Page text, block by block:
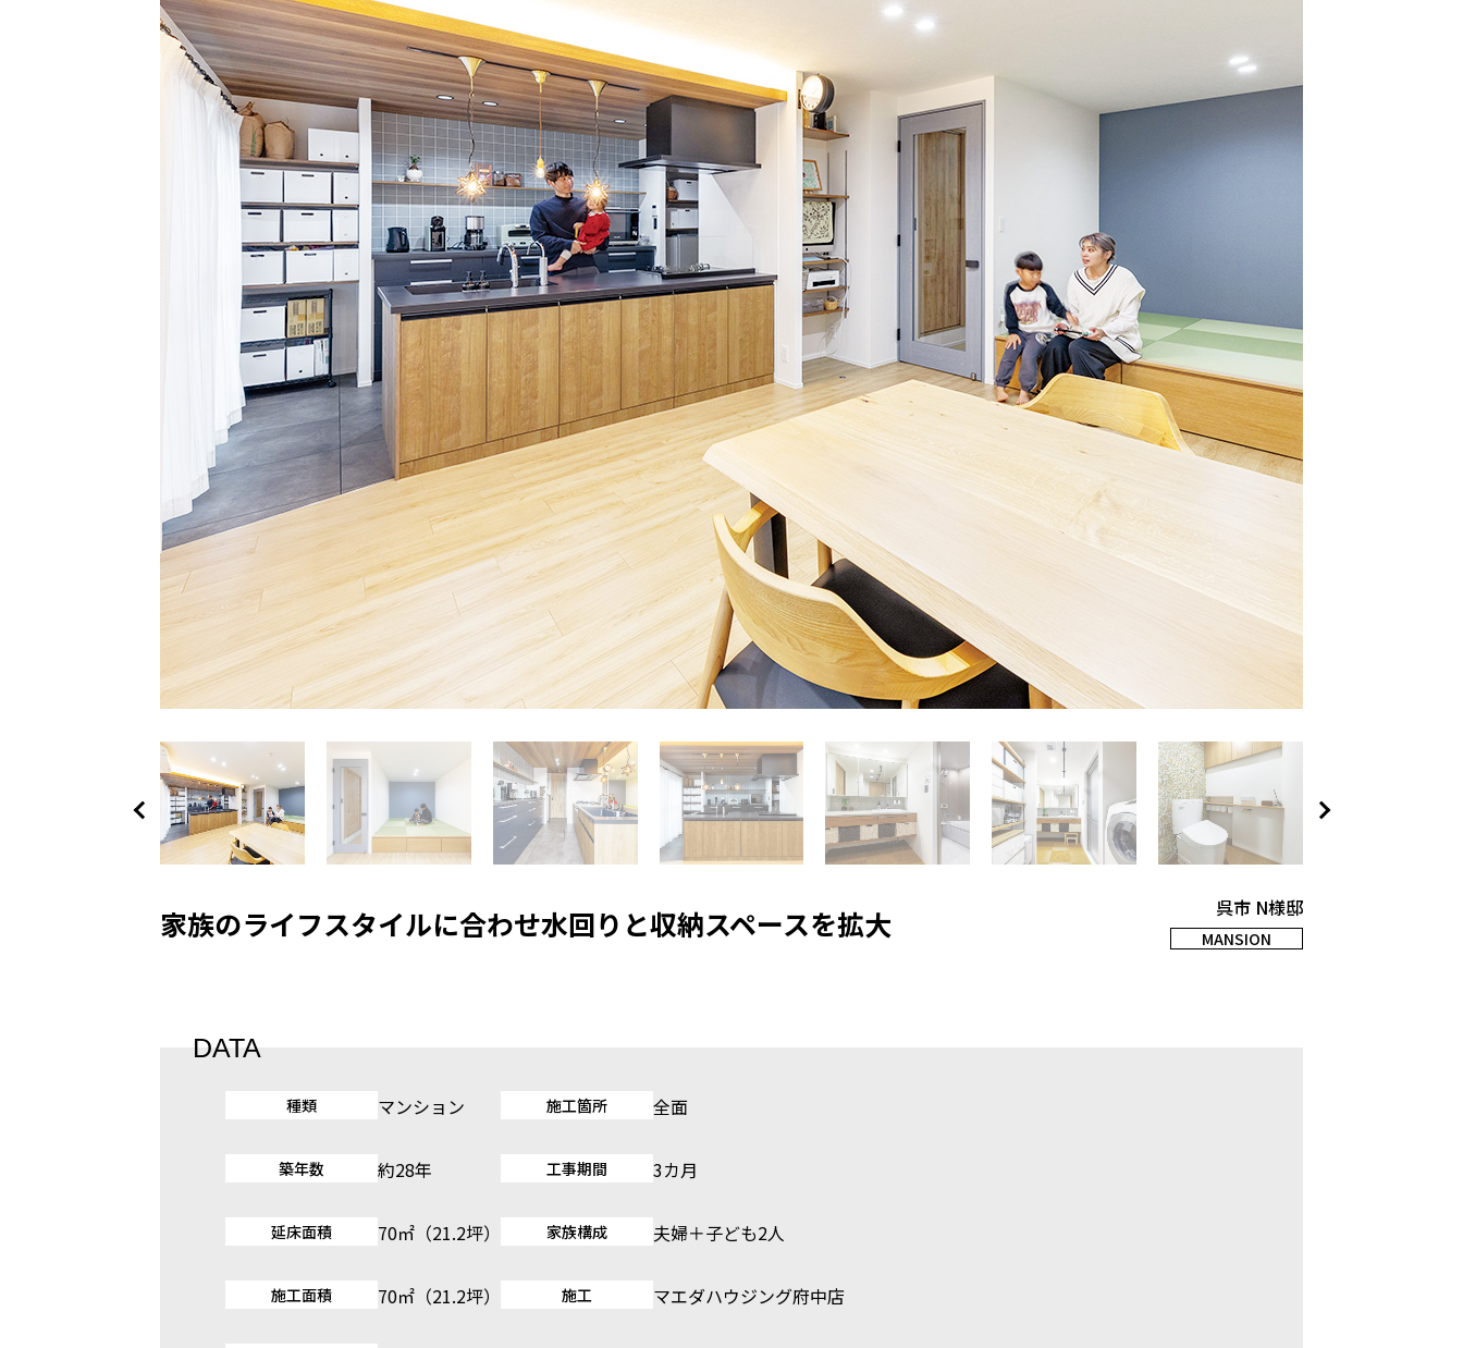
家族のライフスタイルに合わせ水回りと収納スペースを拡大 呉市 N様邸
MANSION
DATA
種類 マンション
築年数 約28年
延床面積 70㎡（21.2坪）
施工面積 70㎡（21.2坪）
施工箇所 全面
工事期間 3カ月
家族構成 夫婦＋子ども2人
施工 マエダハウジング府中店